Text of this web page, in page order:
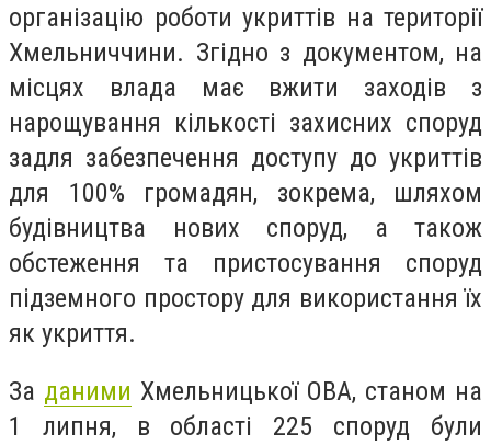
організацію роботи укриттів на території
Хмельниччини. Згідно з документом, на
місцях влада має вжити заходів з
нарощування кількості захисних споруд
задля забезпечення доступу до укриттів
для 100% громадян, зокрема, шляхом
будівництва нових споруд, а також
обстеження та пристосування споруд
підземного простору для використання їх
як укриття.
За даними Хмельницької ОВА, станом на
1 липня, в області 225 споруд були